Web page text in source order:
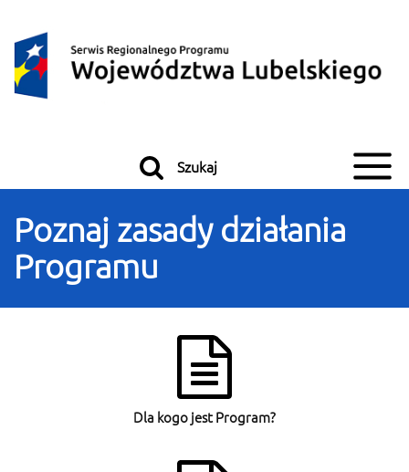
Przeskocz do treści
Przeskocz do menu
Szukaj
Poznaj zasady działania
Programu
Dla kogo jest Program?